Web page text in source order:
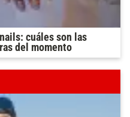
cuáles son las
del momento